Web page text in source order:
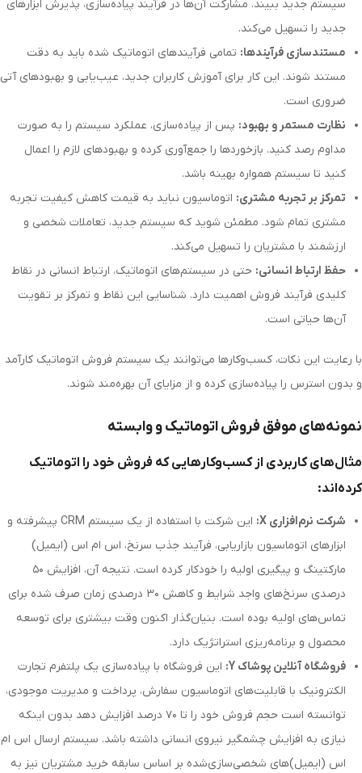
سیستم جدید ببیند. مشارکت آن‌ها در فرآیند پیاده‌سازی، پذیرش ابزارهای
جدید را تسهیل می‌کند.
مستندسازی فرآیندها: تمامی فرآیندهای اتوماتیک شده باید به دقت
مستند شوند. این کار برای آموزش کاربران جدید، عیب‌یابی و بهبودهای آتی
ضروری است.
نظارت مستمر و بهبود: پس از پیاده‌سازی، عملکرد سیستم را به صورت
مداوم رصد کنید. بازخوردها را جمع‌آوری کرده و بهبودهای لازم را اعمال
کنید تا سیستم همواره بهینه باشد.
تمرکز بر تجربه مشتری: اتوماسیون نباید به قیمت کاهش کیفیت تجربه
مشتری تمام شود. مطمئن شوید که سیستم جدید، تعاملات شخصی و
ارزشمند با مشتریان را تسهیل می‌کند.
حفظ ارتباط انسانی: حتی در سیستم‌های اتوماتیک، ارتباط انسانی در نقاط
کلیدی فرآیند فروش اهمیت دارد. شناسایی این نقاط و تمرکز بر تقویت
آن‌ها حیاتی است.
با رعایت این نکات، کسب‌وکارها می‌توانند یک سیستم فروش اتوماتیک کارآمد
و بدون استرس را پیاده‌سازی کرده و از مزایای آن بهره‌مند شوند.
نمونه‌های موفق فروش اتوماتیک و وابسته
مثال‌های کاربردی از کسب‌وکارهایی که فروش خود را اتوماتیک
کرده‌اند:
شرکت نرم‌افزاری X:
این شرکت با استفاده از یک سیستم CRM پیشرفته و
ابزارهای اتوماسیون بازاریابی، فرآیند جذب سرنخ، اس ام اس (ایمیل)
مارکتینگ و پیگیری اولیه را خودکار کرده است. نتیجه آن، افزایش ۵۰
درصدی سرنخ‌های واجد شرایط و کاهش ۳۰ درصدی زمان صرف شده برای
تماس‌های اولیه بوده است. بنیان‌گذار اکنون وقت بیشتری برای توسعه
محصول و برنامه‌ریزی استراتژیک دارد.
فروشگاه آنلاین پوشاک Y:
این فروشگاه با پیاده‌سازی یک پلتفرم تجارت
الکترونیک با قابلیت‌های اتوماسیون سفارش، پرداخت و مدیریت موجودی،
توانسته است حجم فروش خود را تا ۷۰ درصد افزایش دهد بدون اینکه
نیازی به افزایش چشمگیر نیروی انسانی داشته باشد. سیستم ارسال اس ام
اس (ایمیل)‌های شخصی‌سازی‌شده بر اساس سابقه خرید مشتریان نیز به